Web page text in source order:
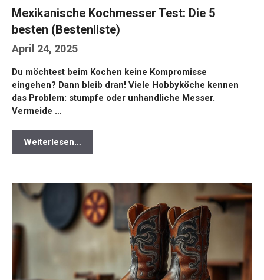
April 24, 2025
Mexikanische Kochmesser Test: Die 5
besten (Bestenliste)
Du möchtest beim Kochen keine Kompromisse
eingehen? Dann bleib dran! Viele Hobbyköche kennen
das Problem: stumpfe oder unhandliche Messer.
Vermeide …
Weiterlesen…